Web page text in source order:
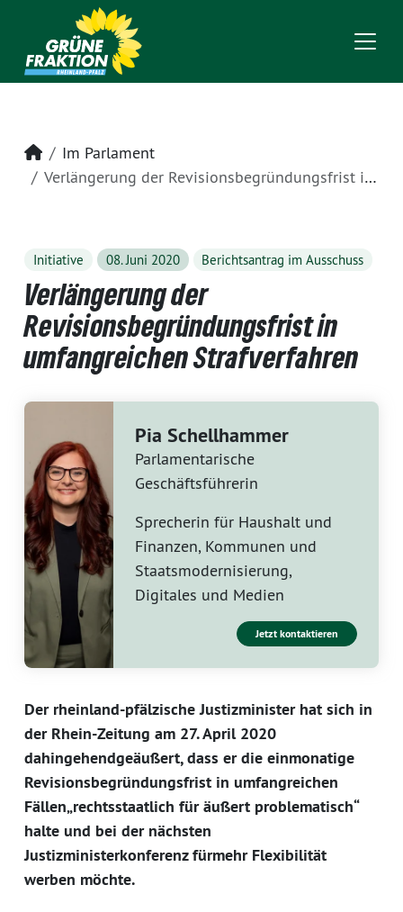
Startseite
Im Parlament
Verlängerung der Revisionsbegründungsfrist in umfangreichen Strafverfahren
Initiative 08. Juni 2020 Berichtsantrag im Ausschuss
Verlängerung der
Revisionsbegründungsfrist in
umfangreichen Strafverfahren
Pia Schellhammer
Parlamentarische
Geschäftsführerin
Sprecherin für Haushalt und
Finanzen, Kommunen und
Staatsmodernisierung,
Digitales und Medien
Jetzt kontaktieren
Der rheinland-pfälzische Justizminister hat sich in
der Rhein-Zeitung am 27. April 2020
dahingehendgeäußert, dass er die einmonatige
Revisionsbegründungsfrist in umfangreichen
Fällen„rechtsstaatlich für äußert problematisch“
halte und bei der nächsten
Justizministerkonferenz fürmehr Flexibilität
werben möchte.